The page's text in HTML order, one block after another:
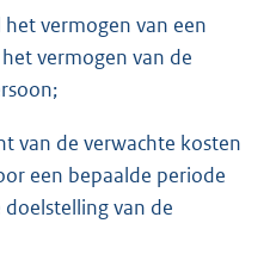
vermogen van een
vermogen van de
van de verwachte kosten
een bepaalde periode
van de